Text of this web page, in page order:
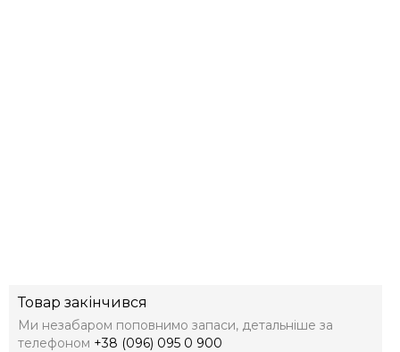
Товар закінчився
Ми незабаром поповнимо запаси, детальніше за
телефоном +38 (096) 095 0 900